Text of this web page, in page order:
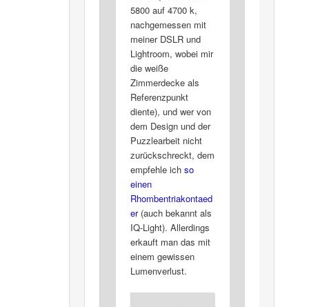
5800 auf 4700 k,
nachgemessen mit
meiner DSLR und
Lightroom, wobei mir
die weiße
Zimmerdecke als
Referenzpunkt
diente), und wer von
dem Design und der
Puzzlearbeit nicht
zurückschreckt, dem
empfehle ich so
einen
Rhombentriakontaed
er(auch bekannt als
IQ-Light). Allerdings
erkauft man das mit
einem gewissen
Lumenverlust.